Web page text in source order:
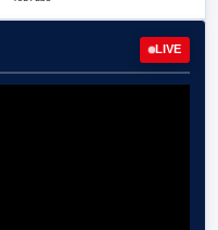
LIVE